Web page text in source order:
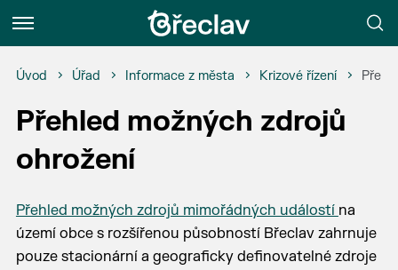
Menu
Úvod Úřad Informace z města Krizové řízení
Přehled možných zdrojů
ohrožení
Přehled možných zdrojů mimořádných událostí na
území obce s rozšířenou působností Břeclav zahrnuje
pouze stacionární a geograficky definovatelné zdroje